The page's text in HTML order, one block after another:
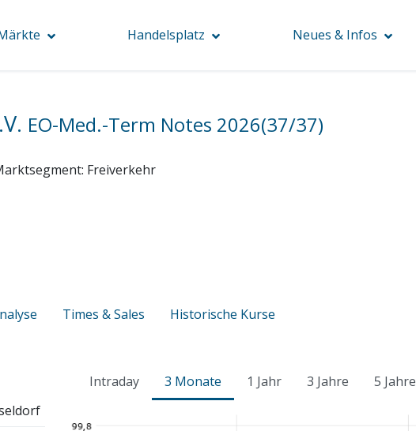
Handelsplatz Neues & Infos
EO-Med.-Term Notes 2026(37/37)
Freiverkehr
Times & Sales Historische Kurse
Intraday 3 Monate 1 Jahr 3 Jahre 5 Jahre